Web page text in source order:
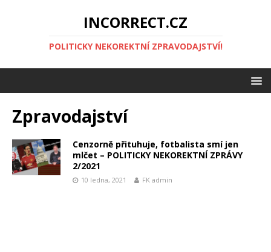
INCORRECT.CZ
POLITICKY NEKOREKTNÍ ZPRAVODAJSTVÍ!
Zpravodajství
Cenzorně přituhuje, fotbalista smí jen
mlčet – POLITICKY NEKOREKTNÍ ZPRÁVY
2/2021
10 ledna, 2021 FK admin